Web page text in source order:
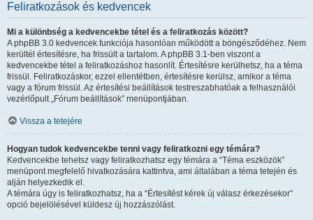
Feliratkozások és kedvencek
Mi a különbség a kedvencekbe tétel és a feliratkozás között?
A phpBB 3.0 kedvencek funkciója hasonlóan működött a böngésződéhez. Nem
kerültél értesítésre, ha frissült a tartalom. A phpBB 3.1-ben viszont a
kedvencekbe tétel a feliratkozáshoz hasonlít. Értesítésre kerülhetsz, ha a téma
frissül. Feliratkozáskor, ezzel ellentétben, értesítésre kerülsz, amikor a téma
vagy a fórum frissül. Az értesítési beállítások testreszabhatóak a felhasználói
vezérlőpult „Fórum beállítások” menüpontjában.
Vissza a tetejére
Hogyan tudok kedvencekbe tenni vagy feliratkozni egy témára?
Kedvencekbe tehetsz vagy feliratkozhatsz egy témára a “Téma eszközök”
menüpont megfelelő hivatkozására kattintva, ami általában a téma tetején és
alján helyezkedik el.
A témára úgy is feliratkozhatsz, ha a “Értesítést kérek új válasz érkezésekor”
opció bejelölésével küldesz új hozzászólást.